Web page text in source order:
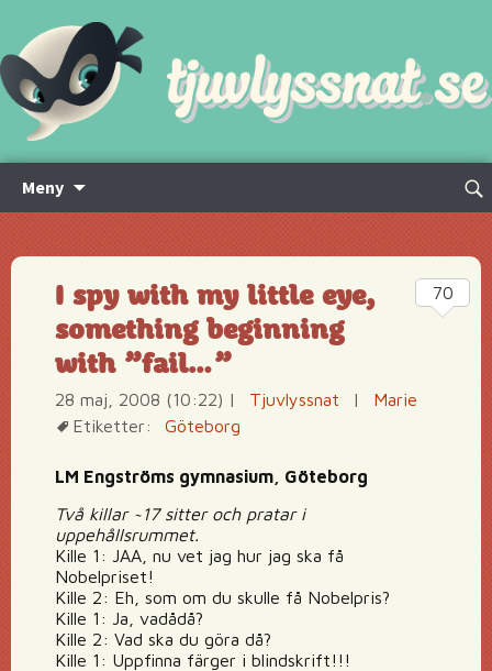
Meny
innehåll
Sök
I spy with my little eye,
something beginning
with ”fail…”
28 maj, 2008 (10:22) | Tjuvlyssnat |
Marie
Etiketter:
Göteborg
LM Engströms gymnasium, Göteborg
Två killar ~17 sitter och pratar i
uppehållsrummet.
Kille 1: JAA, nu vet jag hur jag ska få
Nobelpriset!
Kille 2: Eh, som om du skulle få Nobelpris?
Kille 1: Ja, vadådå?
Kille 2: Vad ska du göra då?
Kille 1: Uppfinna färger i blindskrift!!!
70